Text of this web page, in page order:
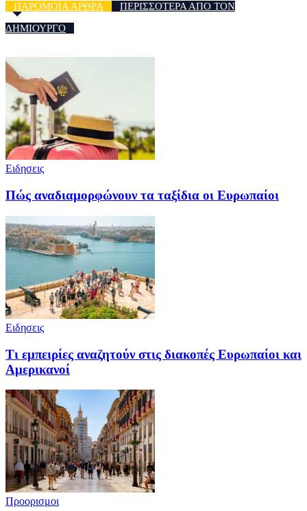
ΠΑΡΟΜΟΙΑ ΑΡΘΡΑ
ΠΕΡΙΣΣΟΤΕΡΑ ΑΠΟ ΤΟΝ
ΔΗΜΙΟΥΡΓΟ
Ειδησεις
Πώς αναδιαμορφώνουν τα ταξίδια οι Ευρωπαίοι
Ειδησεις
Τι εμπειρίες αναζητούν στις διακοπές Ευρωπαίοι και
Αμερικανοί
Προορισμοι